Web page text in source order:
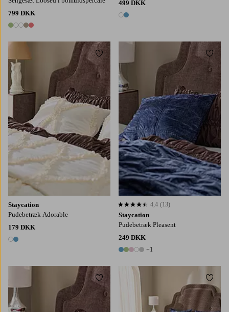
799 DKK
5 farver
499 DKK
2 farver
Staycation
Pudebetræk Adorable
179 DKK
2 farver
Tilføj til favoritter
Staycation
Pudebetræk Pleasent
249 DKK
6 farver
+1
4,4 baseret på 13 bedømmelser
4,4 (13)
Tilføj til favoritter
180X260 260X260